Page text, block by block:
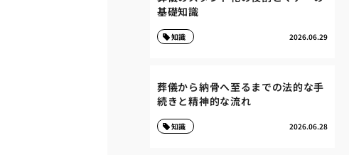
基礎知識
2026.06.29
知識
葬儀から納骨へ至るまでの法的な手
続きと精神的な流れ
2026.06.28
知識